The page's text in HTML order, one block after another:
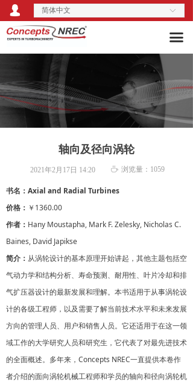
넙 ꀅ
简体中文
끀
关于我们
产品服务
行业解决方案
活动培训
技术博客
ꄘ 浏览量： 1059
2021年2月17日 14:20
书名：Axial and Radial Turbines
价格： ￥1360.00
作者： Hany Moustapha, Mark F. Zelesky, Nicholas C.
Baines, David Japikse
简介： 从涡轮设计的基本原理开始讲起，其他主题包括空
气动力学和结构分析、寿命预测、耐用性、叶片冷却和排
气扩压器设计的最新发展和理解。本书适用于从事涡轮设
计的各级工程师，以及需要了解当前技术水平和未来发展
方向的管理人员、用户和销售人员。它还适用于在这一领
域工作的大学研究人员和研究生，它代表了对最先进技术
的全面概述。多年来，Concepts NREC一直提供本卷作
者介绍的面向涡轮机械工程师和学员的轴向和径向涡轮机
轴向及径向涡轮